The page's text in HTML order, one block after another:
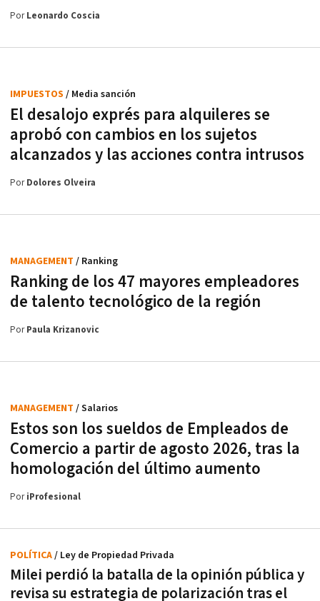
PorLeonardo Coscia
El desalojo exprés para alquileres se
aprobó con cambios en los sujetos
alcanzados y las acciones contra intrusos
IMPUESTOS / Media sanción
PorDolores Olveira
Ranking de los 47 mayores empleadores
de talento tecnológico de la región
MANAGEMENT / Ranking
PorPaula Krizanovic
Estos son los sueldos de Empleados de
Comercio a partir de agosto 2026, tras la
homologación del último aumento
MANAGEMENT / Salarios
PoriProfesional
Milei perdió la batalla de la opinión pública y
revisa su estrategia de polarización tras el
POLÍTICA/ Ley de Propiedad Privada